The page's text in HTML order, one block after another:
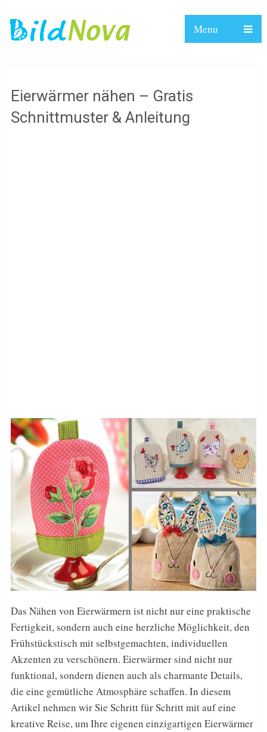
Menu
Eierwärmer nähen – Gratis
Schnittmuster & Anleitung
Das Nähen von Eierwärmern ist nicht nur eine praktische
Fertigkeit, sondern auch eine herzliche Möglichkeit, den
Frühstückstisch mit selbstgemachten, individuellen
Akzenten zu verschönern. Eierwärmer sind nicht nur
funktional, sondern dienen auch als charmante Details,
die eine gemütliche Atmosphäre schaffen. In diesem
Artikel nehmen wir Sie Schritt für Schritt mit auf eine
kreative Reise, um Ihre eigenen einzigartigen Eierwärmer